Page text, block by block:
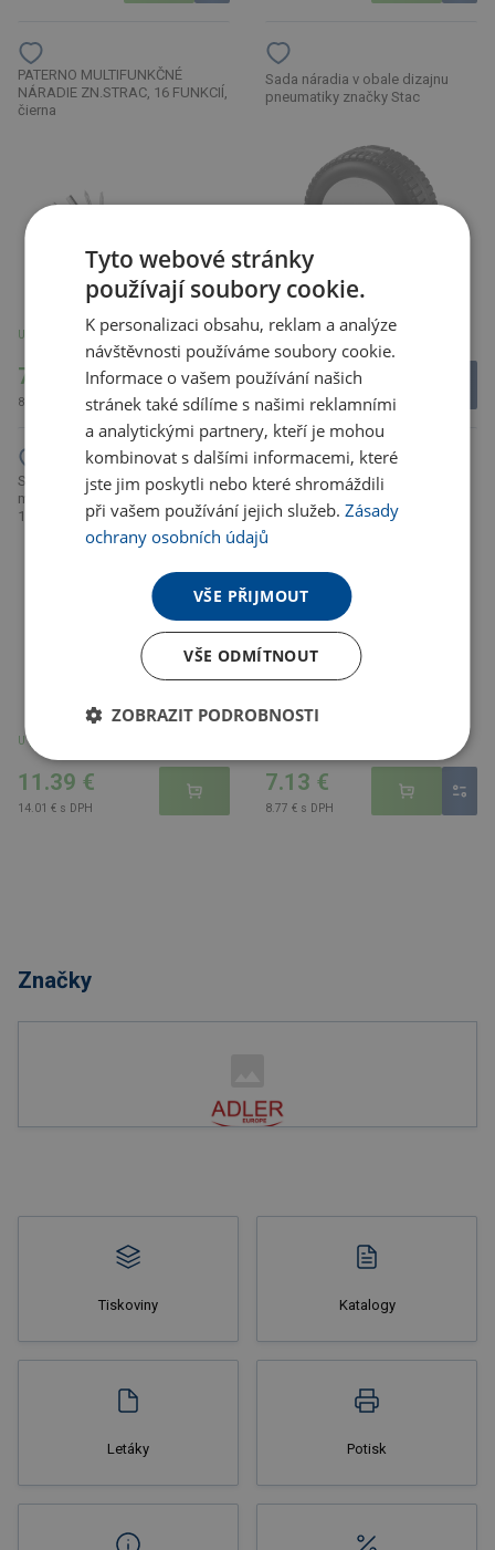
PATERNO MULTIFUNKČNÉ
NÁRADIE ZN.STRAC, 16 FUNKCIÍ,
čierna
U partnera 6623 ks
7.24 €
8.91 € s DPH
Sada náradia v obale dizajnu
pneumatiky značky Stac
U partnera 2584 ks
12.43 €
15.29 € s DPH
Stredne veľký drevený
multifunkčný nástroj Anderson s
12 funkciami, prírodná
U partnera 2221 ks
11.39 €
14.01 € s DPH
Teleskopická baterka s
magnetom zn.Stac
7.13 €
8.77 € s DPH
Značky
Tiskoviny Katalogy
Letáky Potisk
Tyto webové stránky
používají soubory cookie.
K personalizaci obsahu, reklam a analýze
návštěvnosti používáme soubory cookie.
Informace o vašem používání našich
stránek také sdílíme s našimi reklamními
a analytickými partnery, kteří je mohou
kombinovat s dalšími informacemi, které
jste jim poskytli nebo které shromáždili
při vašem používání jejich služeb.Zásady
ochrany osobních údajů
VŠE PŘIJMOUT
VŠE ODMÍTNOUT
ZOBRAZIT PODROBNOSTI